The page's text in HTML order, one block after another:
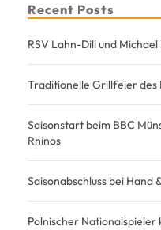
Recent Posts
RSV Lahn-Dill und
Traditionelle Grillfeier des
Saisonstart beim BBC
Rhinos
Saisonabschluss bei Hand
Polnischer